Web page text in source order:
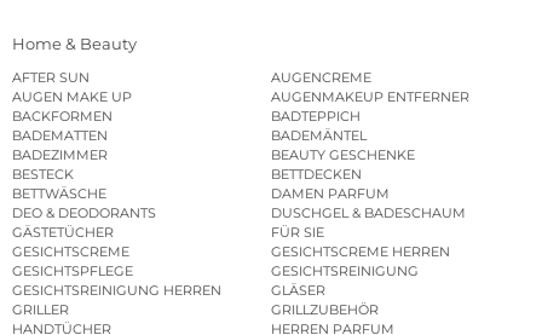
Home & Beauty
AFTER SUN
AUGENCREME
AUGEN MAKE UP
AUGENMAKEUP ENTFERNER
BACKFORMEN
BADTEPPICH
BADEMATTEN
BADEMÄNTEL
BADEZIMMER
BEAUTY GESCHENKE
BESTECK
BETTDECKEN
BETTWÄSCHE
DAMEN PARFUM
DEO & DEODORANTS
DUSCHGEL & BADESCHAUM
GÄSTETÜCHER
FÜR SIE
GESICHTSCREME
GESICHTSCREME HERREN
GESICHTSPFLEGE
GESICHTSREINIGUNG
GESICHTSREINIGUNG HERREN
GLÄSER
GRILLER
GRILLZUBEHÖR
HANDTÜCHER
HERREN PARFUM